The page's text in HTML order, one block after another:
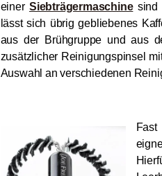
einer Siebträgermaschinesind
lässt sich übrig gebliebenes
aus der Brühgruppe und aus
zusätzlicher Reinigungspinsel
Auswahl an verschiedenen
Fast